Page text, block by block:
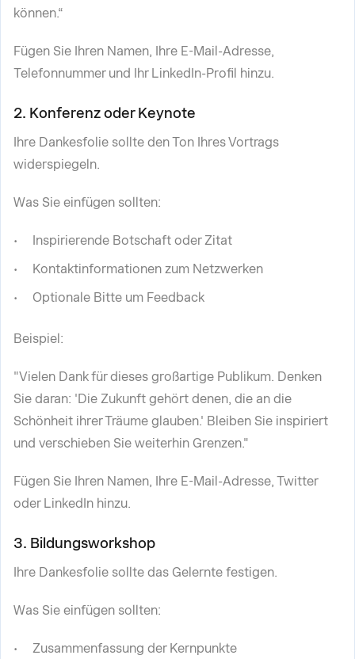
können.“
Fügen Sie Ihren Namen, Ihre E-Mail-Adresse,
Telefonnummer und Ihr LinkedIn-Profil hinzu.
2. Konferenz oder Keynote
Ihre Dankesfolie sollte den Ton Ihres Vortrags
widerspiegeln.
Was Sie einfügen sollten:
Inspirierende Botschaft oder Zitat
Kontaktinformationen zum Netzwerken
Optionale Bitte um Feedback
Beispiel:
"Vielen Dank für dieses großartige Publikum. Denken
Sie daran: 'Die Zukunft gehört denen, die an die
Schönheit ihrer Träume glauben.' Bleiben Sie inspiriert
und verschieben Sie weiterhin Grenzen."
Fügen Sie Ihren Namen, Ihre E-Mail-Adresse, Twitter
oder LinkedIn hinzu.
3. Bildungsworkshop
Ihre Dankesfolie sollte das Gelernte festigen.
Was Sie einfügen sollten:
Zusammenfassung der Kernpunkte